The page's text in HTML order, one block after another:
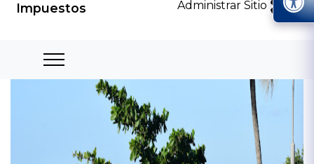
Administrar Sitio
Impuestos